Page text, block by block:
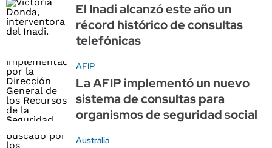
El Inadi alcanzó este año un
récord histórico de consultas
telefónicas
AFIP
La AFIP implementó un nuevo
sistema de consultas para
organismos de seguridad social
Australia